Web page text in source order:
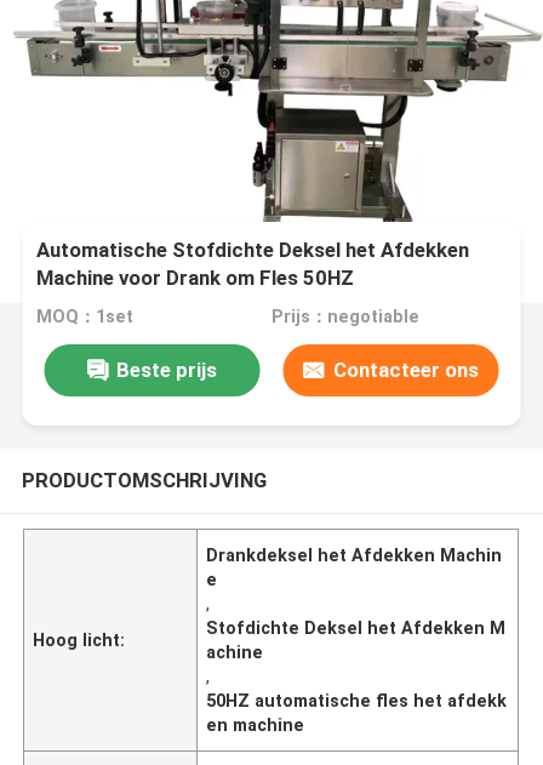
Automatische Stofdichte Deksel het Afdekken
Machine voor Drank om Fles 50HZ
MOQ：1set Prijs：negotiable
Beste prijs Contacteer ons
PRODUCTOMSCHRIJVING
Hoog licht:
Drankdeksel het Afdekken Machin
e
,
Stofdichte Deksel het Afdekken M
achine
,
50HZ automatische fles het afdekk
en machine